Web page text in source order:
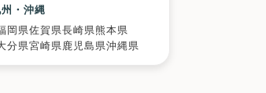
州・沖縄
岡県佐賀県長崎県熊本県
分県宮崎県鹿児島県沖縄県